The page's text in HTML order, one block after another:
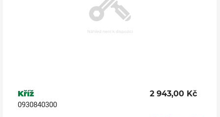
Kříž 2 943,00 Kč
0930840300